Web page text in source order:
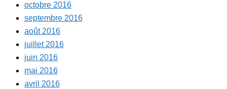
octobre 2016
septembre 2016
août 2016
juillet 2016
juin 2016
mai 2016
avril 2016